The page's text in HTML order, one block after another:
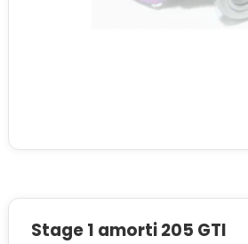
Stage 1 amorti 205 GTI